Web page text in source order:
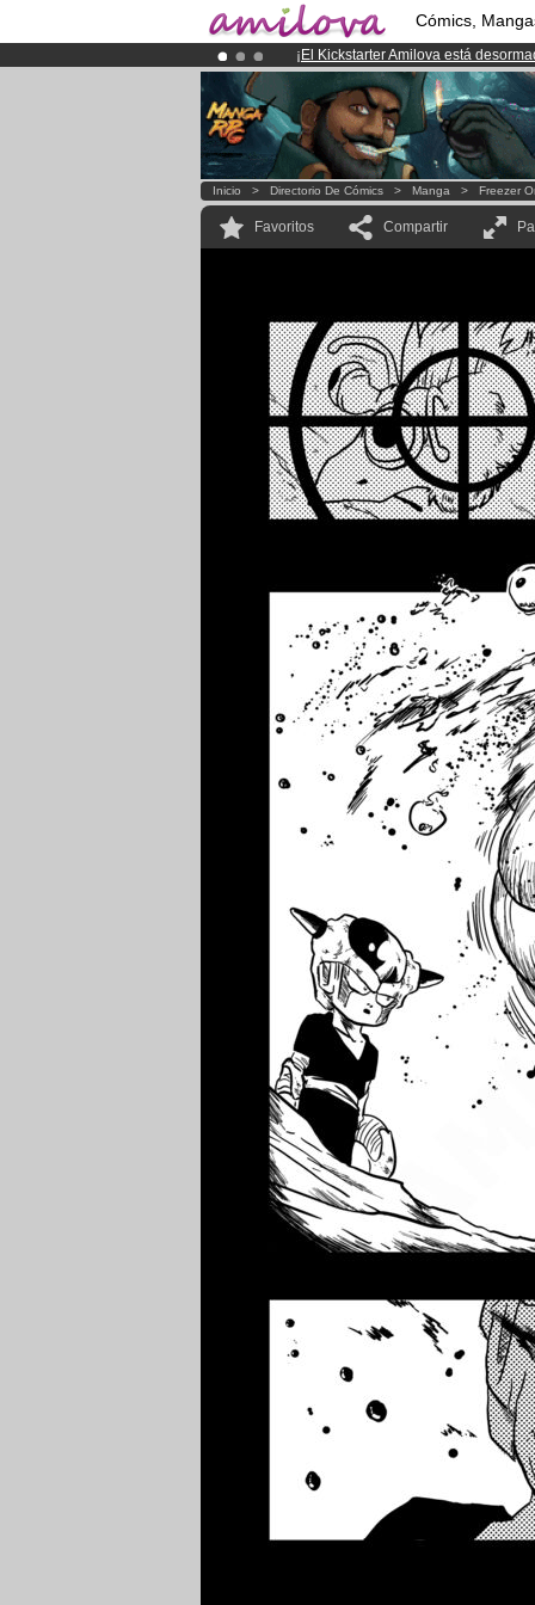
Cómics,
¡ El Kickstarter Amilova está
¡Ya tenemos 134393miembrosy
¡Conviertete en Premium por3.95
Inicio > Directorio De Cómics > Manga > Freezer
Favoritos Compartir